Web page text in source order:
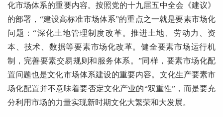
化市场体系的重要内容。按照党的十九届五中全会《建议》
的部署，“建设高标准市场体系”的重点之一就是要素市场化
问题：“深化土地管理制度改革。推进土地、劳动力、资
本、技术、数据等要素市场化改革。健全要素市场运行机
制，完善要素交易规则和服务体系。”同样，要素市场化配
置问题也是文化市场体系建设的重要内容。文化生产要素市
场化配置并不意味着要否定文化产业的“双重性”，而是要充
分利用市场的力量实现新时期文化大繁荣和大发展。